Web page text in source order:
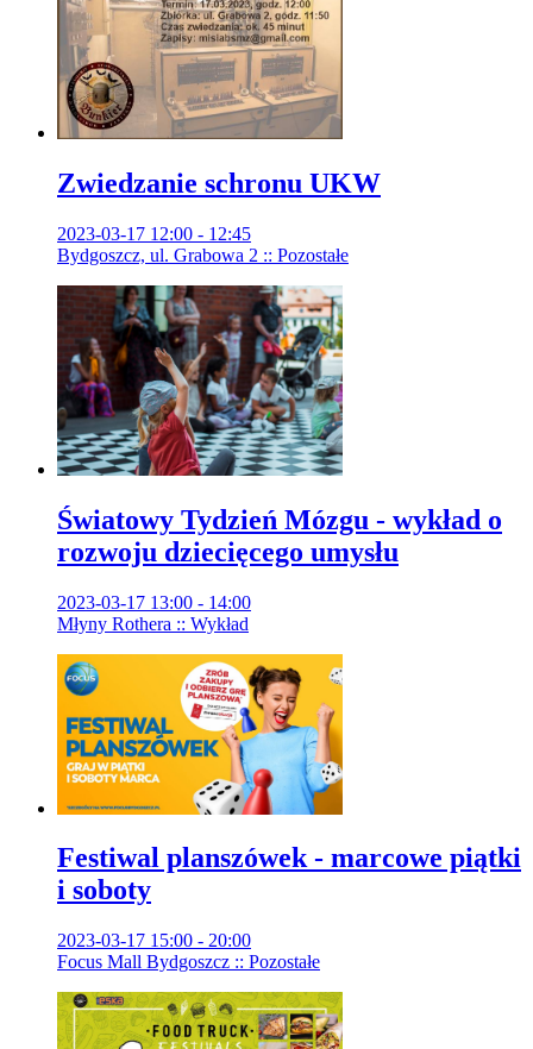
Zwiedzanie schronu UKW
2023-03-17 12:00 - 12:45
Bydgoszcz, ul. Grabowa 2 :: Pozostałe
Światowy Tydzień Mózgu - wykład o
rozwoju dziecięcego umysłu
2023-03-17 13:00 - 14:00
Młyny Rothera :: Wykład
Festiwal planszówek - marcowe piątki
i soboty
2023-03-17 15:00 - 20:00
Focus Mall Bydgoszcz :: Pozostałe